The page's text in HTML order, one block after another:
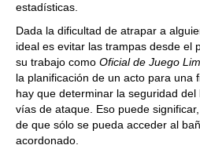
estadísticas.
Dada la dificultad de atrapar a
ideal es evitar las trampas desde el
su trabajo como Oficial de Juego
la planificación de un acto para una
hay que determinar la seguridad
vías de ataque. Eso puede
de que sólo se pueda acceder al
acordonado.